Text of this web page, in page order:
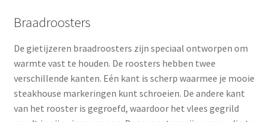
Braadroosters
De gietijzeren braadroosters zijn speciaal ontworpen om
warmte vast te houden. De roosters hebben twee
verschillende kanten. Eén kant is scherp waarmee je mooie
steakhouse markeringen kunt schroeien. De andere kant
van het rooster is gegroefd, waardoor het vlees gegrild